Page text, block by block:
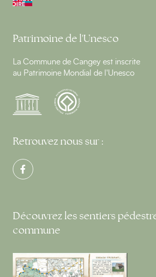
Patrimoine de l'Unesco
La Commune de Cangey est inscrite
au Patrimoine Mondial de l'Unesco
Retrouvez nous sur :
Découvrez les sentiers
commune